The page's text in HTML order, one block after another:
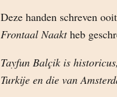
Deze handen schreven
Frontaal Naaktheb
Tayfun Balçik is
Turkije en die van